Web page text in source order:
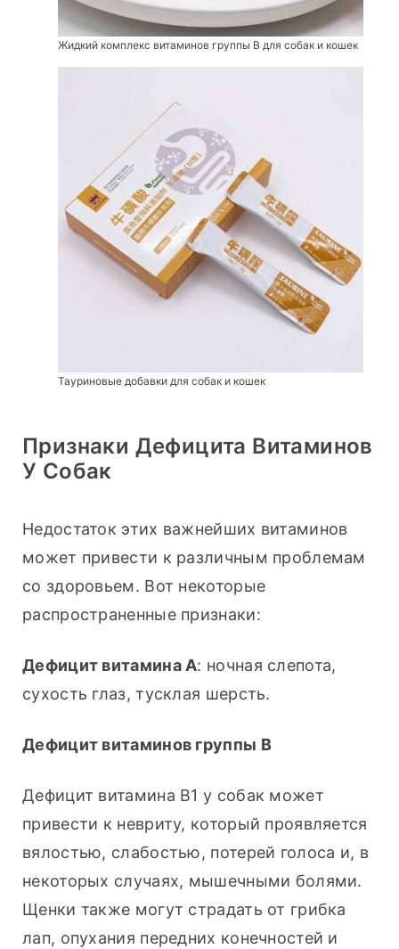
Жидкий комплекс витаминов группы В для собак и кошек
Тауриновые добавки для собак и кошек
Признаки Дефицита Витаминов
У Собак
Недостаток этих важнейших витаминов
может привести к различным проблемам
со здоровьем. Вот некоторые
распространенные признаки:
Дефицит витамина А: ночная слепота,
сухость глаз, тусклая шерсть.
Дефицит витаминов группы В
Дефицит витамина B1 у собак может
привести к невриту, который проявляется
вялостью, слабостью, потерей голоса и, в
некоторых случаях, мышечными болями.
Щенки также могут страдать от грибка
лап, опухания передних конечностей и